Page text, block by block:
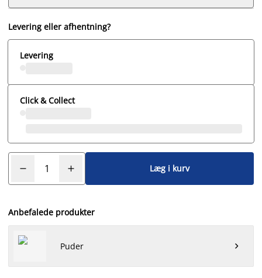
Levering eller afhentning?
Levering
Click & Collect
Læg i kurv
Anbefalede produkter
Puder 